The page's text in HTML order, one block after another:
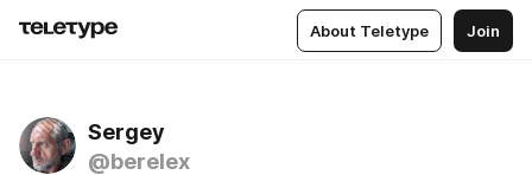
About Teletype Join
Sergey
@berelex